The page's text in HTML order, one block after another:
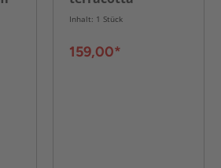
Inhalt: 1 Stück
159,00*